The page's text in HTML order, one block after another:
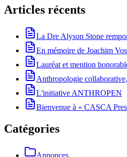
Articles récents
La Dre Alyson Stone
En mémoire de Joachim
Lauréat et mention
Anthropologie
L'initiative ANTHROPEN
Bienvenue à « CASCA
Catégories
Annonces